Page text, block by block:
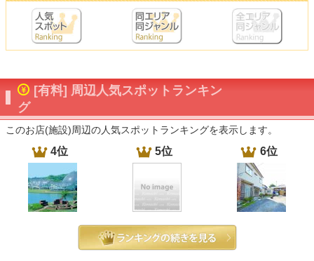
[有料] 周辺人気スポットランキン
グ
このお店(施設)周辺の人気スポットランキングを表示します。
4位 5位 6位